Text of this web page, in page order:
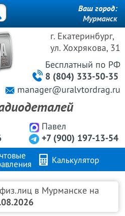
г. Екатеринбург,
ул. Хохрякова, 31
Павел
+7 (900) 197-13-54
Бесплатный по РФ
8 (804) 333-50-35
manager@uralvtordrag.ru
Ваш город:
Мурманск
Калькулятор
Контакты
в Мурманске на